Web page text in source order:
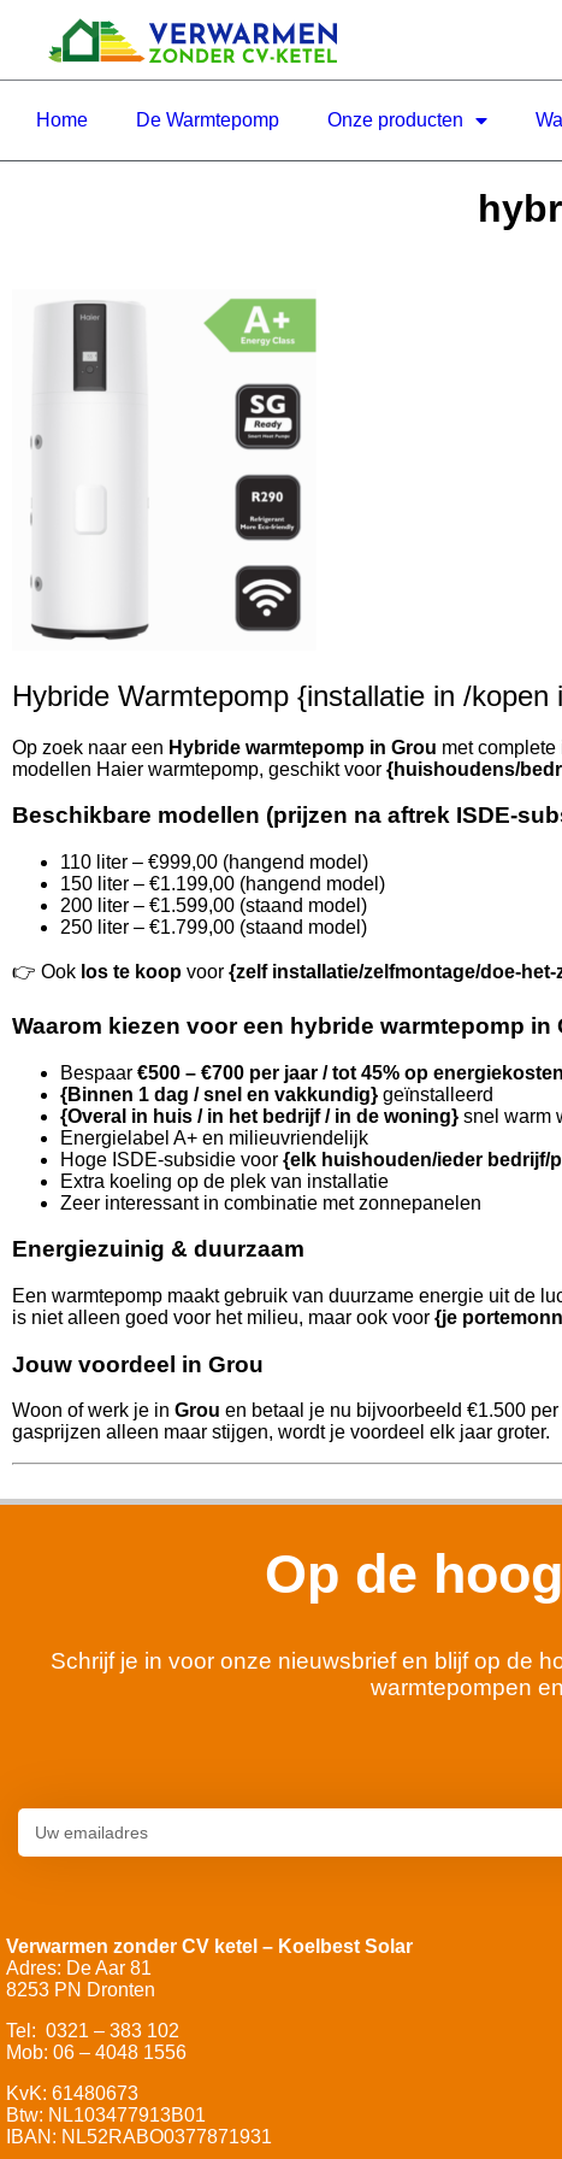
Home De Warmtepomp Onze producten
Hybride Warmtepomp {installatie in /
Op zoek naar een Hybride warmtepomp in Grou met
modellen Haier warmtepomp, geschikt voor {huishoudens/
Beschikbare modellen (prijzen na aftrek ISDE-
110 liter – €999,00 (hangend model)
150 liter – €1.199,00 (hangend model)
200 liter – €1.599,00 (staand model)
250 liter – €1.799,00 (staand model)
👉 Ook los te koop voor {zelf installatie/zelfmontage/doe-het-
Waarom kiezen voor een hybride warmtepomp in
Bespaar €500 – €700 per jaar / tot 45% op energiekosten
{Binnen 1 dag / snel en vakkundig} geïnstalleerd
{Overal in huis / in het bedrijf / in de woning} snel warm
Energielabel A+ en milieuvriendelijk
Hoge ISDE-subsidie voor {elk huishouden/ieder bedrijf/
Extra koeling op de plek van installatie
Zeer interessant in combinatie met zonnepanelen
Energiezuinig & duurzaam
Een warmtepomp maakt gebruik van duurzame energie uit de
is niet alleen goed voor het milieu, maar ook voor {je
Jouw voordeel in Grou
Woon of werk je in Grou en betaal je nu bijvoorbeeld €1.500
gasprijzen alleen maar stijgen, wordt je voordeel elk jaar groter.
Op de
Schrijf je in voor onze nieuwsbrief en blijf op de
warmtepompen
Verwarmen zonder CV ketel – Koelbest Solar
Adres: De Aar 81
8253 PN Dronten
Tel: 0321 – 383 102
Mob: 06 – 4048 1556
KvK: 61480673
Btw: NL103477913B01
IBAN: NL52RABO0377871931